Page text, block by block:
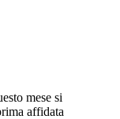
mese si
affidata